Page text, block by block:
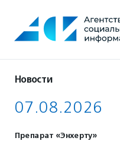
содержанию
Новости
07.08.2026
Препарат «Энхерту»